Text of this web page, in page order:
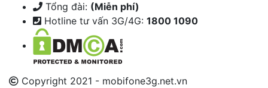
Tổng đài: (Miễn phí)
Hotline tư vấn 3G/4G: 1800 1090
Copyright 2021 - mobifone3g.net.vn